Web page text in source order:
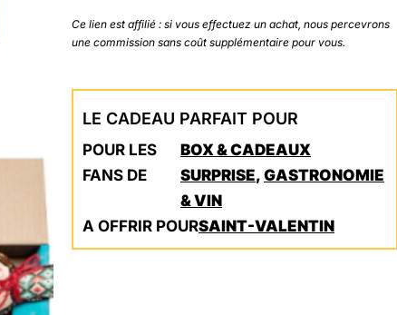
Ce lien est affilié : si vous effectuez un achat, nous percevrons
une commission sans coût supplémentaire pour vous.
LE CADEAU PARFAIT POUR
POUR LES
FANS DE
BOX & CADEAUX
SURPRISE, GASTRONOMIE
& VIN
A OFFRIR POURSAINT-VALENTIN